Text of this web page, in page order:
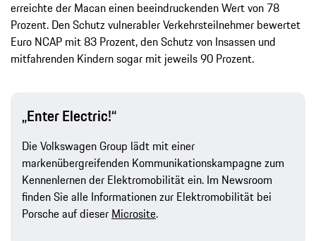
erreichte der Macan einen beeindruckenden Wert von 78
Prozent. Den Schutz vulnerabler Verkehrsteilnehmer bewertet
Euro NCAP mit 83 Prozent, den Schutz von Insassen und
mitfahrenden Kindern sogar mit jeweils 90 Prozent.
„Enter Electric!“
Die Volkswagen Group lädt mit einer
markenübergreifenden Kommunikationskampagne zum
Kennenlernen der Elektromobilität ein. Im Newsroom
finden Sie alle Informationen zur Elektromobilität bei
Porsche auf dieser Microsite.